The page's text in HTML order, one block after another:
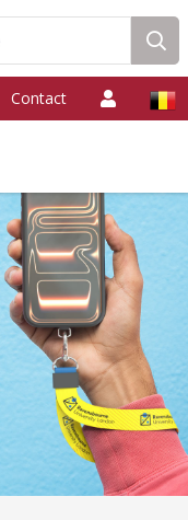
Contact